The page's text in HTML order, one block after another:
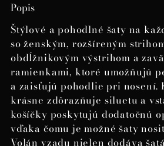
produktu
do
košíka
Popis
Štýlové a pohodlné šaty na
so ženským, rozšíreným
obdĺžnikovým výstrihom a
ramienkami, ktoré umožňujú
a zaisťujú pohodlie pri nosení.
krásne zdôrazňuje siluetu a
košíčky poskytujú dodatočnú
vďaka čomu je možné šaty
Volán vzadu nielen dodáva